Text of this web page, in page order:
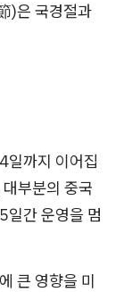
)은 국경절과
까지 이어집
부분의 중국
간 운영을 멈
큰 영향을 미